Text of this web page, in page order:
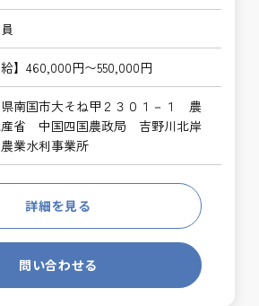
給】460,000円〜550,000円
南国市大そね甲２３０１－１ 農
産省 中国四国農政局 吉野川北岸
業水利事業所
詳細を見る
問い合わせる